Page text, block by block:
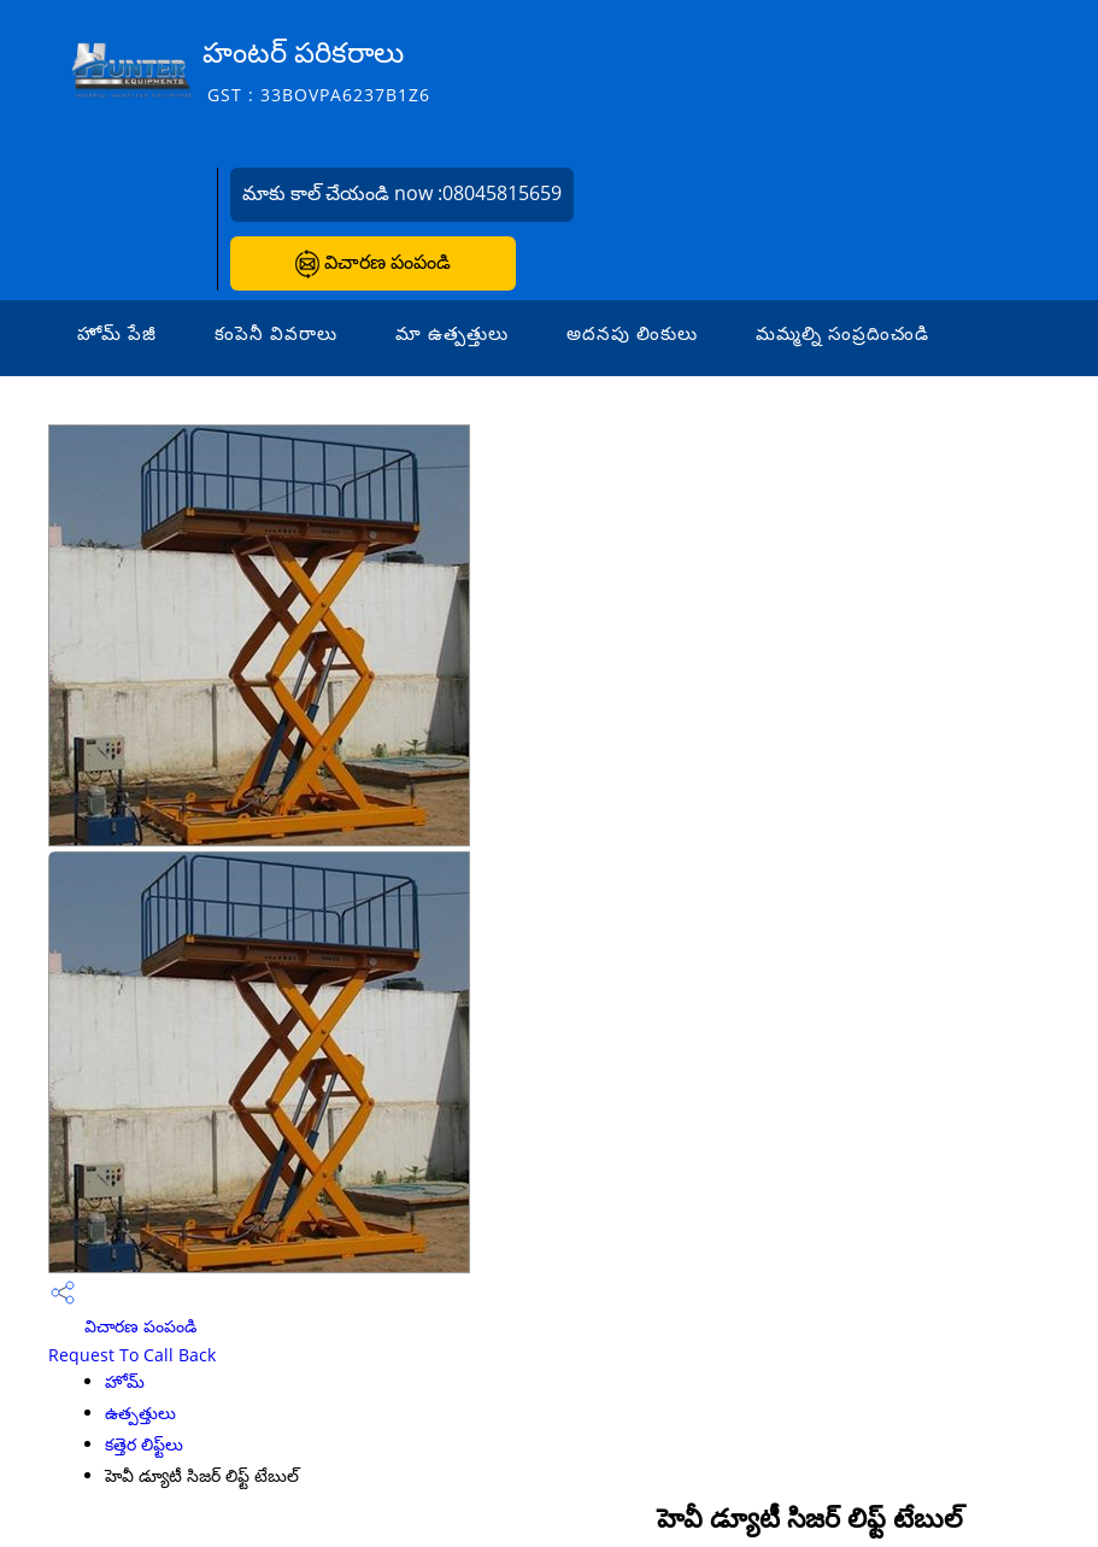
హంటర్ పరికరాలు
GST : 33BOVPA6237B1Z6
మాకు కాల్ చేయండి now :08045815659
విచారణ పంపండి
హోమ్ పేజీ కంపెనీ వివరాలు మా ఉత్పత్తులు అదనపు లింకులు మమ్మల్ని సంప్రదించండి
విచారణ పంపండి
Request To Call Back
హోమ్
ఉత్పత్తులు
కత్తెర లిఫ్ట్‌లు
హెవీ డ్యూటీ సిజర్ లిఫ్ట్ టేబుల్
హెవీ డ్యూటీ సిజర్ లిఫ్ట్ టేబుల్